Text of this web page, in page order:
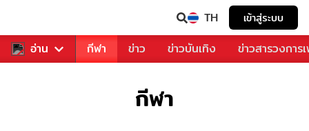
TH เข้าสู่ระบบ
อ่าน
สำหรับคุณ กีฬา ข่าว ข่าวบันเทิง ข่าวสารวงการ
กีฬา